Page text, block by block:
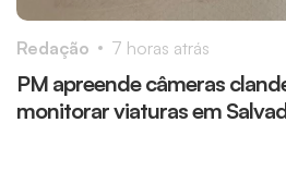
PM apreende câmeras
monitorar viaturas em
Redação 7 horas atrás